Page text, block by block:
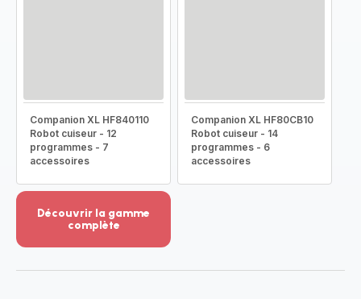
Companion XL HF840110
Robot cuiseur - 12
programmes - 7
accessoires
Companion XL HF80CB10
Robot cuiseur - 14
programmes - 6
accessoires
Découvrir la gamme
complète
-